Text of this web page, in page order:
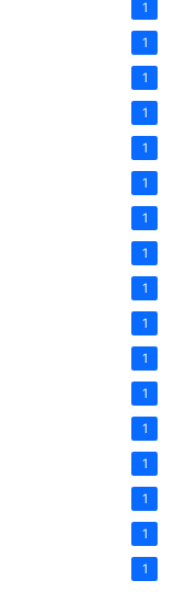
1
1
1
1
1
1
1
1
1
1
1
1
1
1
1
1
1